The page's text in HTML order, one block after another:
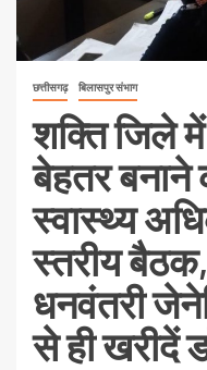
छत्तीसगढ़ बिलासपुर संभाग
शक्ति जिले
बेहतर
स्वास्थ्य
स्तरीय
धनवंतरी
से ही खरीदें